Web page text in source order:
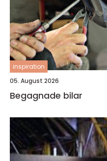
inspiration
05. August 2026
Begagnade bilar